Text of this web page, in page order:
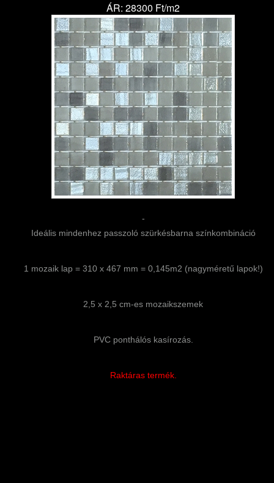
ÁR: 28300 Ft/m2
-
Ideális mindenhez passzoló szürkésbarna színkombináció
1 mozaik lap = 310 x 467 mm = 0,145m2 (nagyméretű lapok!)
2,5 x 2,5 cm-es mozaikszemek
PVC ponthálós kasírozás.
Raktáras termék.